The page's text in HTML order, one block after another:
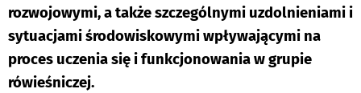
rozwojowymi, a także szczególnymi uzdolnieniami i
sytuacjami środowiskowymi wpływającymi na
proces uczenia się i funkcjonowania w grupie
rówieśniczej.